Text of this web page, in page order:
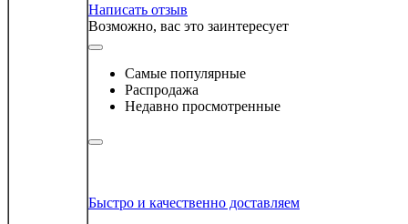
Написать отзыв
Возможно, вас это заинтересует
Самые популярные
Распродажа
Недавно просмотренные
Быстро и качественно доставляем